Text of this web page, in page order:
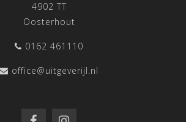
4902 TT
Oosterhout
0162 461110
office@uitgeverijl.nl